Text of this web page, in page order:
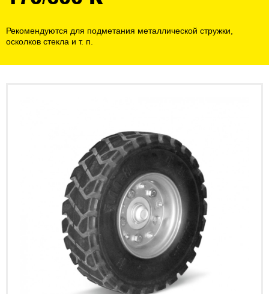
Рекомендуются для подметания металлической стружки,
осколков стекла и т. п.